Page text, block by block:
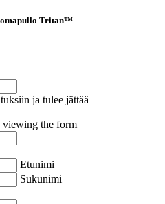
Tritan™
ja tulee jättää
the form
Etunimi
Sukunimi